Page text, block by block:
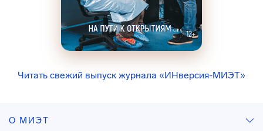
Читать свежий выпуск журнала «ИНверсия-МИЭТ»
О МИЭТ